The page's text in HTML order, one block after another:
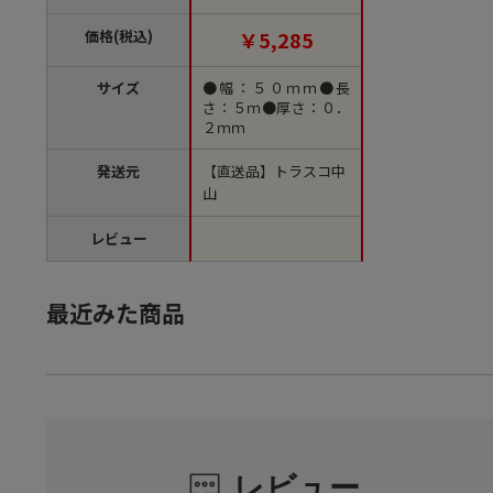
価格(税込)
サイズ
発送元
レビュー
mm幅×5m（ご注文単
位1巻）【直送品】
￥5,285
●幅：５０ｍｍ●長
さ：５ｍ●厚さ：０．
２ｍｍ
【直送品】トラスコ中
山
最近みた商品